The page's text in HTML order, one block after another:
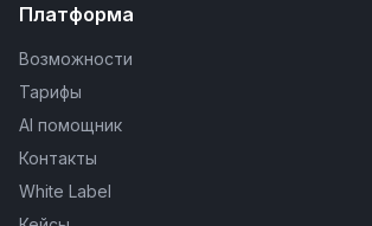
Платформа
Возможности
Тарифы
AI помощник
Контакты
White Label